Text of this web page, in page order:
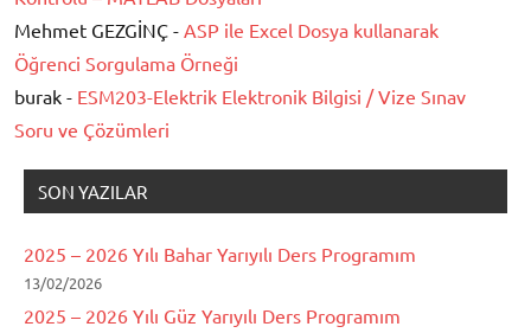
Mehmet GEZGİNÇ - ASP ile Excel Dosya kullanarak
Öğrenci Sorgulama Örneği
burak - ESM203-Elektrik Elektronik Bilgisi / Vize Sınav
Soru ve Çözümleri
SON YAZILAR
2025 – 2026 Yılı Bahar Yarıyılı Ders Programım
13/02/2026
2025 – 2026 Yılı Güz Yarıyılı Ders Programım